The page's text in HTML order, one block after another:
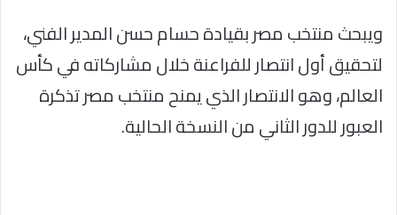
ويبحث منتخب مصر بقيادة حسام حسن المدير الفني،
لتحقيق أول انتصار للفراعنة خلال مشاركاته في كأس
العالم، وهو الانتصار الذي يمنح منتخب مصر تذكرة
العبور للدور الثاني من النسخة الحالية.